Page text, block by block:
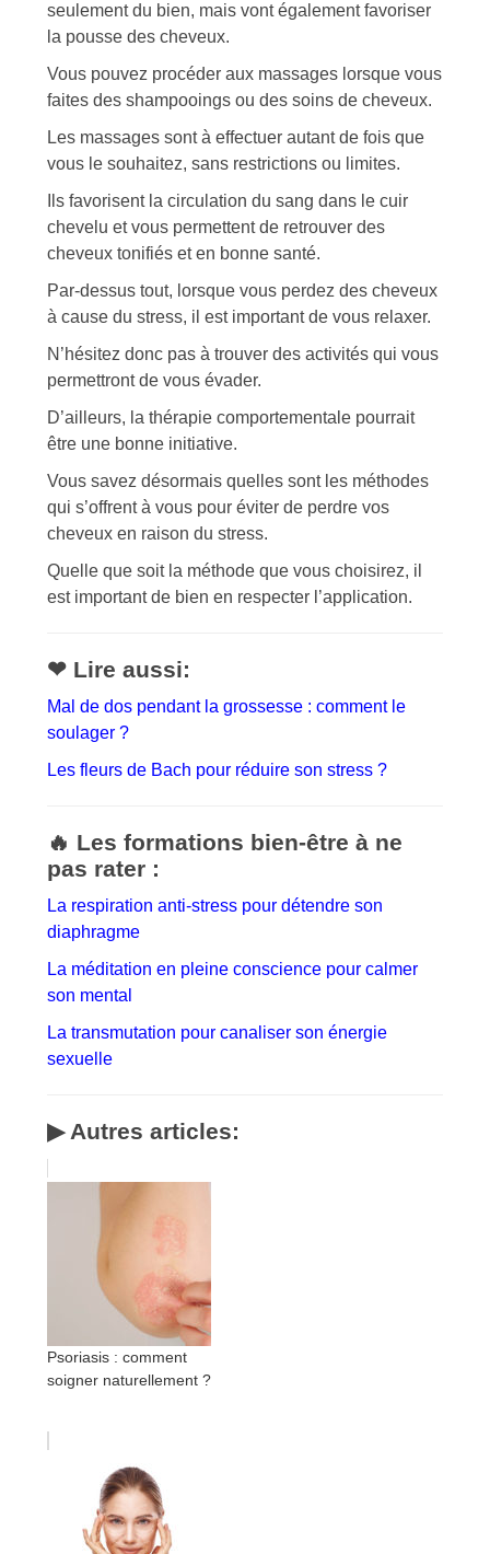
seulement du bien, mais vont également favoriser
la pousse des cheveux.
Vous pouvez procéder aux massages lorsque vous
faites des shampooings ou des soins de cheveux.
Les massages sont à effectuer autant de fois que
vous le souhaitez, sans restrictions ou limites.
Ils favorisent la circulation du sang dans le cuir
chevelu et vous permettent de retrouver des
cheveux tonifiés et en bonne santé.
Par-dessus tout, lorsque vous perdez des cheveux
à cause du stress, il est important de vous relaxer.
N’hésitez donc pas à trouver des activités qui vous
permettront de vous évader.
D’ailleurs, la thérapie comportementale pourrait
être une bonne initiative.
Vous savez désormais quelles sont les méthodes
qui s’offrent à vous pour éviter de perdre vos
cheveux en raison du stress.
Quelle que soit la méthode que vous choisirez, il
est important de bien en respecter l’application.
❤ Lire aussi:
Mal de dos pendant la grossesse : comment le
soulager ?
Les fleurs de Bach pour réduire son stress ?
🔥 Les formations bien-être à ne
pas rater :
La respiration anti-stress pour détendre son
diaphragme
La méditation en pleine conscience pour calmer
son mental
La transmutation pour canaliser son énergie
sexuelle
▶ Autres articles:
Psoriasis : comment
soigner naturellement ?